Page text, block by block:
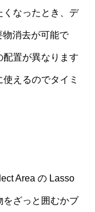
くなったとき、デ
物消去が可能で
置が異なります
えるのでタイミ
Area の Lasso
をざっと囲むかブ